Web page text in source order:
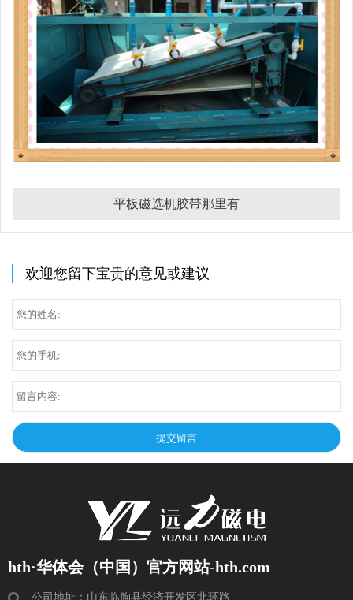
平板磁选机胶带那里有
欢迎您留下宝贵的意见或建议
hth·华体会（中国）官方网站-hth.com
公司地址：山东临朐县经济开发区北环路